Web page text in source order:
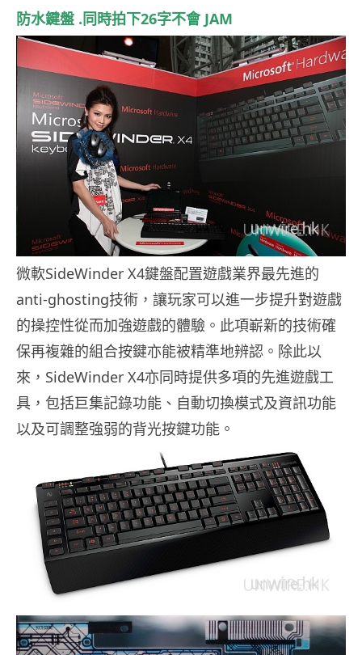
防水鍵盤 .同時拍下26字不會 JAM
微軟SideWinder X4鍵盤配置遊戲業界最先進的
anti-ghosting技術，讓玩家可以進一步提升對遊戲
的操控性從而加強遊戲的體驗。此項嶄新的技術確
保再複雜的組合按鍵亦能被精準地辨認。除此以
來，SideWinder X4亦同時提供多項的先進遊戲工
具，包括巨集記錄功能、自動切換模式及資訊功能
以及可調整強弱的背光按鍵功能。